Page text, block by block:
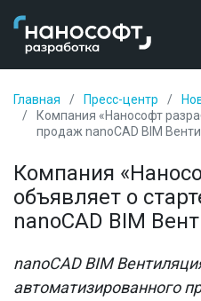
Главная Пресс-центр
Компания «Нанософт
продаж nanoCAD BIM
Компания
объявляет о
nanoCAD BIM
nanoCAD BIM
автоматизированного